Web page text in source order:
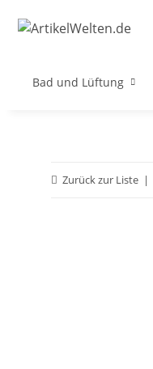
Bad und Lüftung
Zurück zur Liste